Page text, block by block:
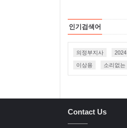
인기검색어
의정부지사 2024
이상용 소리없는
Contact Us